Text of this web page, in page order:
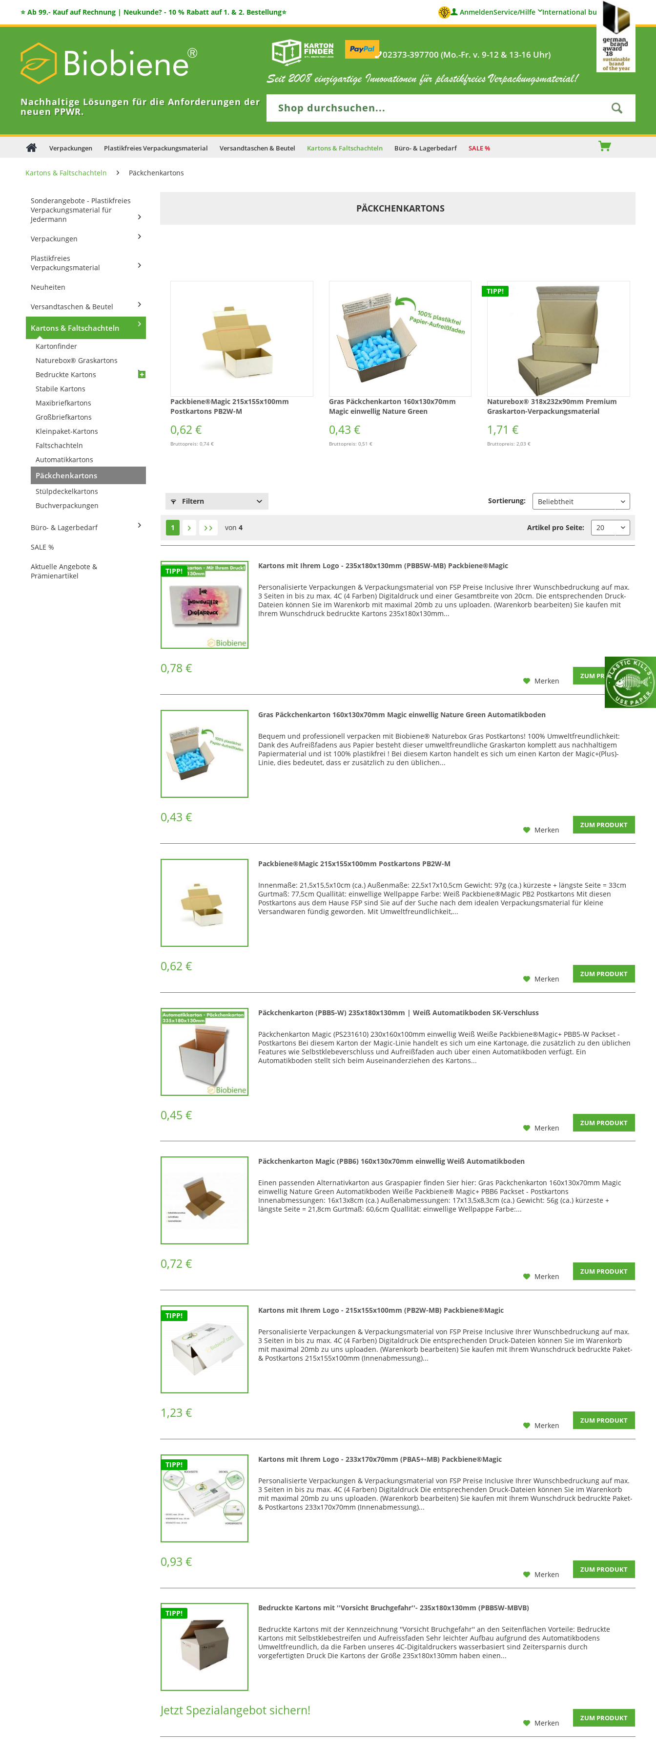
⭐ Ab 99.- Kauf auf Rechnung | Neukunde? - 10 % Rabatt auf 1. & 2. Bestellung⭐ AnmeldenService/Hilfe International buyers
Nachhaltige Lösungen für die Anforderungen der
neuen PPWR.
02373-397700 (Mo.-Fr. v. 9-12 & 13-16 Uhr)
Verpackungen Plastikfreies Verpackungsmaterial Versandtaschen & Beutel Kartons & Faltschachteln Büro- & Lagerbedarf SALE %
Kartons & Faltschachteln Päckchenkartons
Sonderangebote - Plastikfreies
Verpackungsmaterial für
Jedermann
Verpackungen
Plastikfreies
Verpackungsmaterial
Neuheiten
Versandtaschen & Beutel
Kartons & Faltschachteln
Kartonfinder
Naturebox® Graskartons
Bedruckte Kartons
Stabile Kartons
Maxibriefkartons
Großbriefkartons
Kleinpaket-Kartons
Faltschachteln
Automatikkartons
Päckchenkartons
Stülpdeckelkartons
Buchverpackungen
Büro- & Lagerbedarf
SALE %
Aktuelle Angebote &
Prämienartikel
PÄCKCHENKARTONS
Packbiene®Magic 215x155x100mm
Postkartons PB2W-M
0,62 €
Bruttopreis: 0,74 €
Gras Päckchenkarton 160x130x70mm
Magic einwellig Nature Green
0,43 €
Bruttopreis: 0,51 €
TIPP!
Naturebox® 318x232x90mm Premium
Graskarton-Verpackungsmaterial
1,71 €
Bruttopreis: 2,03 €
Filtern Sortierung:
1 von 4 Artikel pro Seite:
TIPP!
Kartons mit Ihrem Logo - 235x180x130mm (PBB5W-MB) Packbiene®Magic
Personalisierte Verpackungen & Verpackungsmaterial von FSP Preise Inclusive Ihrer Wunschbedruckung auf max.
3 Seiten in bis zu max. 4C (4 Farben) Digitaldruck und einer Gesamtbreite von 20cm. Die entsprechenden Druck-
Dateien können Sie im Warenkorb mit maximal 20mb zu uns uploaden. (Warenkorb bearbeiten) Sie kaufen mit
Ihrem Wunschdruck bedruckte Kartons 235x180x130mm...
0,78 € ZUM PRODUKT
Merken
Gras Päckchenkarton 160x130x70mm Magic einwellig Nature Green Automatikboden
Bequem und professionell verpacken mit Biobiene® Naturebox Gras Postkartons! 100% Umweltfreundlichkeit:
Dank des Aufreißfadens aus Papier besteht dieser umweltfreundliche Graskarton komplett aus nachhaltigem
Papiermaterial und ist 100% plastikfrei ! Bei diesem Karton handelt es sich um einen Karton der Magic+(Plus)-
Linie, dies bedeutet, dass er zusätzlich zu den üblichen...
0,43 € ZUM PRODUKT
Merken
Packbiene®Magic 215x155x100mm Postkartons PB2W-M
Innenmaße: 21,5x15,5x10cm (ca.) Außenmaße: 22,5x17x10,5cm Gewicht: 97g (ca.) kürzeste + längste Seite = 33cm
Gurtmaß: 77,5cm Quallität: einwellige Wellpappe Farbe: Weiß Packbiene®Magic PB2 Postkartons Mit diesen
Postkartons aus dem Hause FSP sind Sie auf der Suche nach dem idealen Verpackungsmaterial für kleine
Versandwaren fündig geworden. Mit Umweltfreundlichkeit,...
0,62 € ZUM PRODUKT
Merken
Päckchenkarton (PBB5-W) 235x180x130mm | Weiß Automatikboden SK-Verschluss
Päckchenkarton Magic (PS231610) 230x160x100mm einwellig Weiß Weiße Packbiene®Magic+ PBB5-W Packset -
Postkartons Bei diesem Karton der Magic-Linie handelt es sich um eine Kartonage, die zusätzlich zu den üblichen
Features wie Selbstklebeverschluss und Aufreißfaden auch über einen Automatikboden verfügt. Ein
Automatikboden stellt sich beim Auseinanderziehen des Kartons...
0,45 € ZUM PRODUKT
Merken
Päckchenkarton Magic (PBB6) 160x130x70mm einwellig Weiß Automatikboden
Einen passenden Alternativkarton aus Graspapier finden Sier hier: Gras Päckchenkarton 160x130x70mm Magic
einwellig Nature Green Automatikboden Weiße Packbiene® Magic+ PBB6 Packset - Postkartons
Innenabmessungen: 16x13x8cm (ca.) Außenabmessungen: 17x13,5x8,3cm (ca.) Gewicht: 56g (ca.) kürzeste +
längste Seite = 21,8cm Gurtmaß: 60,6cm Quallität: einwellige Wellpappe Farbe:...
0,72 € ZUM PRODUKT
Merken
TIPP!
Kartons mit Ihrem Logo - 215x155x100mm (PB2W-MB) Packbiene®Magic
Personalisierte Verpackungen & Verpackungsmaterial von FSP Preise Inclusive Ihrer Wunschbedruckung auf max.
3 Seiten in bis zu max. 4C (4 Farben) Digitaldruck Die entsprechenden Druck-Dateien können Sie im Warenkorb
mit maximal 20mb zu uns uploaden. (Warenkorb bearbeiten) Sie kaufen mit Ihrem Wunschdruck bedruckte Paket-
& Postkartons 215x155x100mm (Innenabmessung)...
1,23 € ZUM PRODUKT
Merken
TIPP!
Kartons mit Ihrem Logo - 233x170x70mm (PBA5+-MB) Packbiene®Magic
Personalisierte Verpackungen & Verpackungsmaterial von FSP Preise Inclusive Ihrer Wunschbedruckung auf max.
3 Seiten in bis zu max. 4C (4 Farben) Digitaldruck Die entsprechenden Druck-Dateien können Sie im Warenkorb
mit maximal 20mb zu uns uploaden. (Warenkorb bearbeiten) Sie kaufen mit Ihrem Wunschdruck bedruckte Paket-
& Postkartons 233x170x70mm (Innenabmessung)...
0,93 € ZUM PRODUKT
Merken
TIPP!
Bedruckte Kartons mit ''Vorsicht Bruchgefahr''- 235x180x130mm (PBB5W-MBVB)
Bedruckte Kartons mit der Kennzeichnung ''Vorsicht Bruchgefahr'' an den Seitenflächen Vorteile: Bedruckte
Kartons mit Selbstklebestreifen und Aufreissfaden Sehr leichter Aufbau aufgrund des Automatikbodens
Umweltfreundlich, da die Farben unseres 4C-Digitaldruckers wasserbasiert sind Zeitersparnis durch
vorgefertigten Druck Die Kartons der Größe 235x180x130mm haben einen...
Jetzt Spezialangebot sichern! ZUM PRODUKT
Merken